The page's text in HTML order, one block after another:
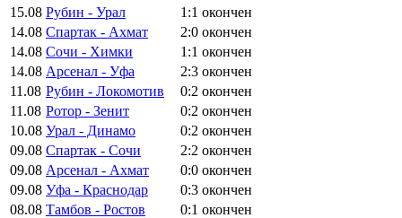
15.08 Рубин - Урал 1:1 окончен
14.08 Спартак - Ахмат 2:0 окончен
14.08 Сочи - Химки 1:1 окончен
14.08 Арсенал - Уфа 2:3 окончен
11.08 Рубин - Локомотив 0:2 окончен
11.08 Ротор - Зенит 0:2 окончен
10.08 Урал - Динамо 0:2 окончен
09.08 Спартак - Сочи 2:2 окончен
09.08 Арсенал - Ахмат 0:0 окончен
09.08 Уфа - Краснодар 0:3 окончен
08.08 Тамбов - Ростов 0:1 окончен